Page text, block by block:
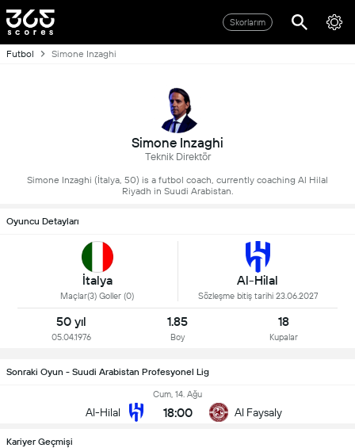
Skorlarım
Futbol Simone Inzaghi
Simone Inzaghi
Teknik Direktör
Simone Inzaghi (İtalya, 50) is a futbol coach, currently coaching Al Hilal
Riyadh in Suudi Arabistan.
Oyuncu Detayları
İtalya
Maçlar(3) Goller (0)
Al-Hilal
Sözleşme bitiş tarihi 23.06.2027
50 yıl
05.04.1976
1.85
Boy
18
Kupalar
Sonraki Oyun - Suudi Arabistan Profesyonel Lig
Al-Hilal
Cum, 14. Ağu
18:00 Al Faysaly
Kariyer Geçmişi